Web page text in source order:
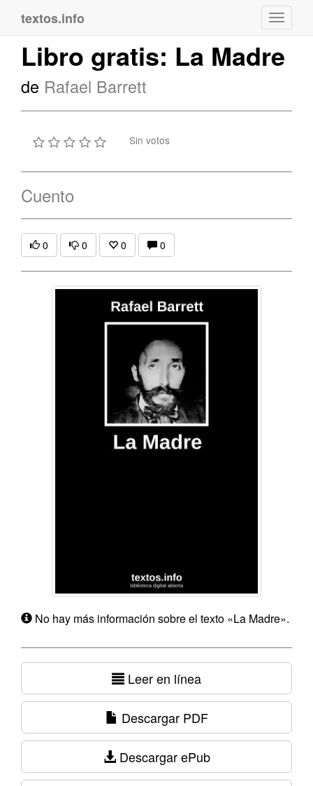
textos.info
Libro gratis: La Madre
de Rafael Barrett
Sin votos
Cuento
0 0 0 0
No hay más información sobre el texto «La Madre».
Leer en línea
Descargar PDF
Descargar ePub